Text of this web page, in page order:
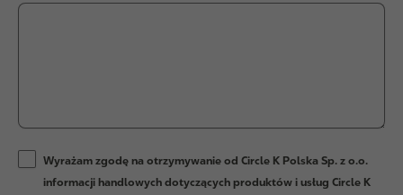
Wyrażam zgodę na otrzymywanie od Circle K Polska Sp. z o.o.
informacji handlowych dotyczących produktów i usług Circle K